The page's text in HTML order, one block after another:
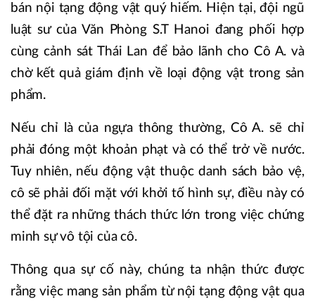
bán nội tạng động vật quý hiếm. Hiện tại, đội ngũ
luật sư của Văn Phòng S.T Hanoi đang phối hợp
cùng cảnh sát Thái Lan để bảo lãnh cho Cô A. và
chờ kết quả giám định về loại động vật trong sản
phẩm.
Nếu chỉ là của ngựa thông thường, Cô A. sẽ chỉ
phải đóng một khoản phạt và có thể trở về nước.
Tuy nhiên, nếu động vật thuộc danh sách bảo vệ,
cô sẽ phải đối mặt với khởi tố hình sự, điều này có
thể đặt ra những thách thức lớn trong việc chứng
minh sự vô tội của cô.
Thông qua sự cố này, chúng ta nhận thức được
rằng việc mang sản phẩm từ nội tạng động vật qua